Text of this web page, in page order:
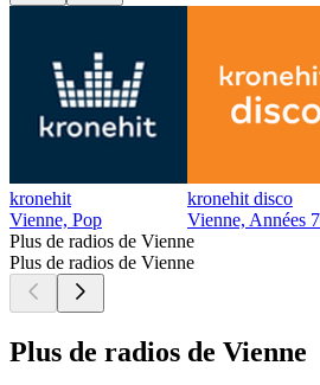
kronehit
Vienne, Pop
kronehit disco
Vienne, Années
Plus de radios de Vienne
Plus de radios de Vienne
Plus de radios de Vienne